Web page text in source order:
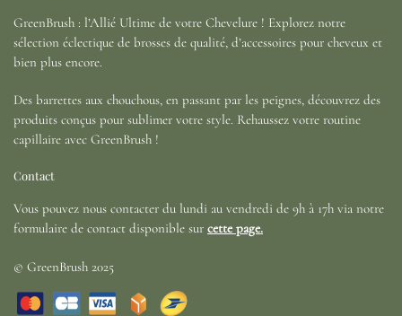
GreenBrush : l’Allié Ultime de votre Chevelure ! Explorez notre
sélection éclectique de brosses de qualité, d’accessoires pour cheveux et
bien plus encore.
Des barrettes aux chouchous, en passant par les peignes, découvrez des
produits conçus pour sublimer votre style. Rehaussez votre routine
capillaire avec GreenBrush !
Contact
Vous pouvez nous contacter du lundi au vendredi de 9h à 17h via notre
formulaire de contact disponible sur cette page.
© GreenBrush 2025